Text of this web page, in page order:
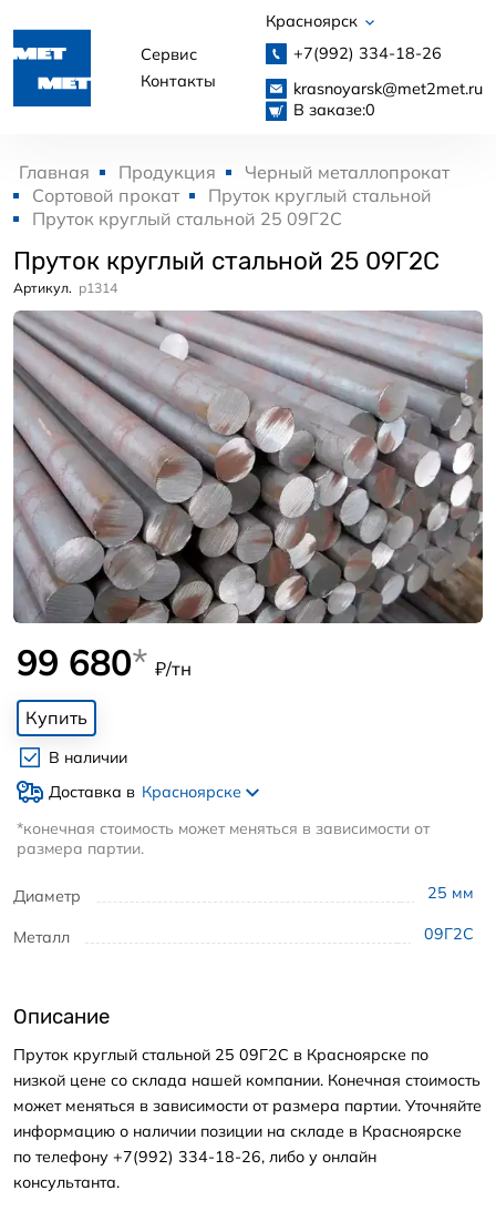
Сервис
Контакты
Красноярск
+7(992) 334-18-26
krasnoyarsk@met2met.ru
В заказе:0
Главная Продукция
Черный металлопрокат
Сортовой прокат
Пруток круглый стальной
Пруток круглый стальной 25 09Г2С
Пруток круглый стальной 25 09Г2С
Артикул. p1314
Диаметр 25 мм
Металл 09Г2С
99 680* ₽/тн
Купить
В наличии
Доставка в Красноярске
*конечная стоимость может меняться в зависимости от
размера партии.
Описание
Пруток круглый стальной 25 09Г2С в Красноярске по
низкой цене со склада нашей компании. Конечная стоимость
может меняться в зависимости от размера партии. Уточняйте
информацию о наличии позиции на складе в Красноярске
по телефону +7(992) 334-18-26, либо у онлайн
консультанта.